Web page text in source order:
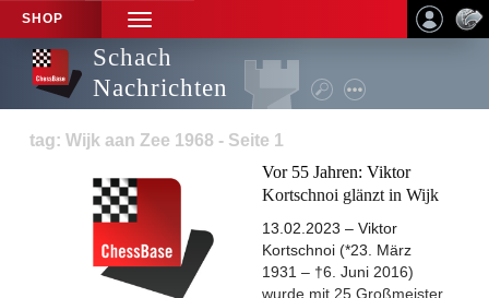
SHOP
TOGGLE
NAVIGATION
Schach
Nachrichten
tag: Wijk aan Zee 1968 - Seite 1
Vor 55 Jahren: Viktor
Kortschnoi glänzt in Wijk
13.02.2023 – Viktor
Kortschnoi (*23. März
1931 – †6. Juni 2016)
wurde mit 25 Großmeister